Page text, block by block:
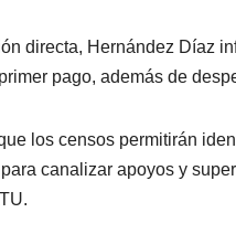
directa, Hernández Díaz
pago, además de
los censos permitirán
canalizar apoyos y